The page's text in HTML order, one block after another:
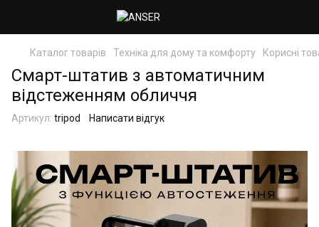
Каталог товарів Техніка для дому та комфорту Корисні
Смарт-штатив з автоматичним
відстеженням обличчя
Артикул: tripod Написати відгук